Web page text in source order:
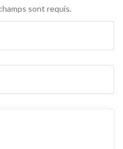
sont requis.